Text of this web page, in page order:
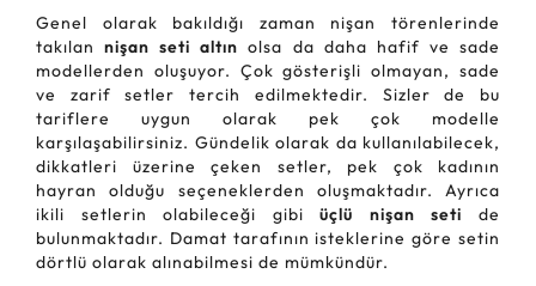
Genel olarak bakıldığı zaman nişan törenlerinde
takılannişan seti altın olsa da daha hafif ve sade
modellerden oluşuyor. Çok gösterişli olmayan, sade
ve zarif setler tercih edilmektedir. Sizler de bu
tariflere uygun olarak pek çok modelle
karşılaşabilirsiniz. Gündelik olarak da kullanılabilecek,
dikkatleri üzerine çeken setler, pek çok kadının
hayran olduğu seçeneklerden oluşmaktadır. Ayrıca
ikili setlerin olabileceği gibiüçlü nişan seti de
bulunmaktadır. Damat tarafının isteklerine göre setin
dörtlü olarak alınabilmesi de mümkündür.